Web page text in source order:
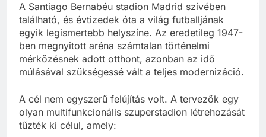
A Santiago Bernabéu stadion Madrid szívében
található, és évtizedek óta a világ futballjának
egyik legismertebb helyszíne. Az eredetileg 1947-
ben megnyitott aréna számtalan történelmi
mérkőzésnek adott otthont, azonban az idő
múlásával szükségessé vált a teljes modernizáció.
A cél nem egyszerű felújítás volt. A tervezők egy
olyan multifunkcionális szuperstadion létrehozását
tűzték ki célul, amely: